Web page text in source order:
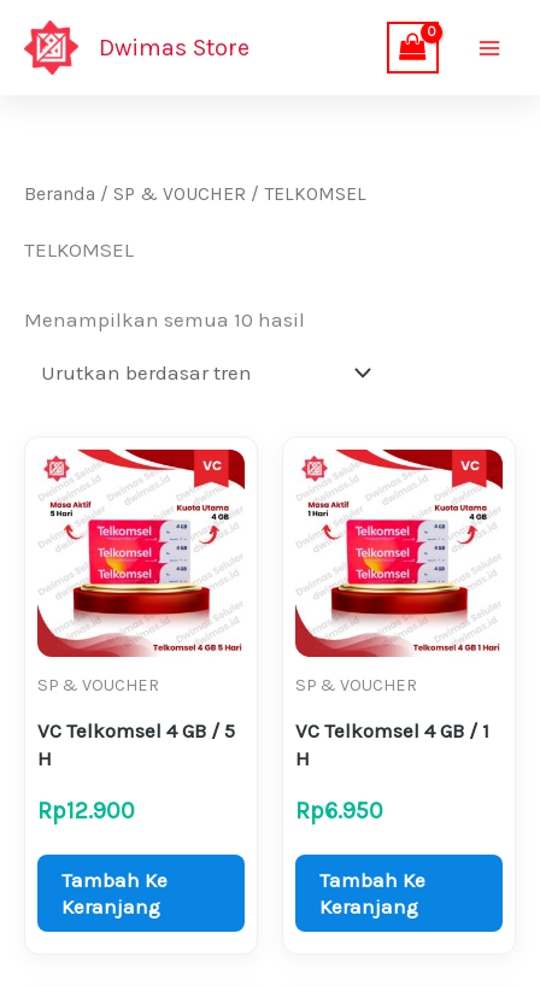
Lewati
Dwimas Store
Beranda / SP & VOUCHER / TELKOMSEL
TELKOMSEL
Menampilkan semua 10 hasil
SP & VOUCHER
VC Telkomsel 4 GB / 5
H
Rp12.900
Tambah Ke
Keranjang
SP & VOUCHER
VC Telkomsel 4 GB / 1
H
Rp6.950
Tambah Ke
Keranjang